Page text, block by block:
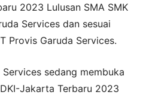
2023 Lulusan SMA SMK
Services dan sesuai
Provis Garuda Services.
Services sedang membuka
Jakarta Terbaru 2023